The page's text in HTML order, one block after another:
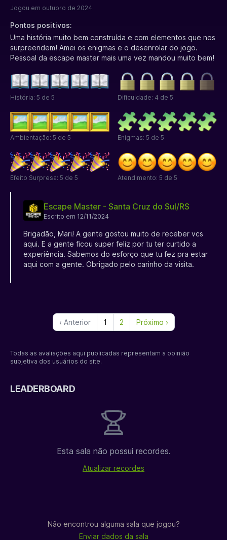
Jogou em outubro de 2024
Pontos positivos:
Uma história muito bem construída e com elementos que nos
surpreendem! Amei os enigmas e o desenrolar do jogo.
Pessoal da escape master mais uma vez mandou muito bem!
História: 5 de 5 Dificuldade: 4 de 5
Ambientação: 5 de 5 Enigmas: 5 de 5
Efeito Surpresa: 5 de 5 Atendimento: 5 de 5
Escape Master - Santa Cruz do Sul/RS
Escrito em 12/11/2024
Brigadão, Mari! A gente gostou muito de receber vcs
aqui. E a gente ficou super feliz por tu ter curtido a
experiência. Sabemos do esforço que tu fez pra estar
aqui com a gente. Obrigado pelo carinho da visita.
‹ Anterior 1 2 Próximo ›
Todas as avaliações aqui publicadas representam a opinião
subjetiva dos usuários do site.
LEADERBOARD
Esta sala não possui recordes.
Atualizar recordes
Não encontrou alguma sala que jogou?
Enviar dados da sala